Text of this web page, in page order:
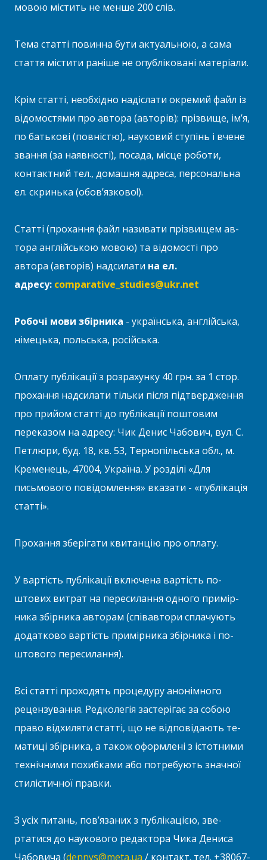
мовою містить не менше 200 слів.
Тема статті повинна бути актуальною, а сама
стаття містити раніше не опубліковані матеріали.
Крім статті, необхідно надіслати окремий файл із
відомостями про автора (авторів): прізвище, ім’я,
по батькові (повністю), науковий ступінь і вчене
звання (за наявності), посада, місце роботи,
контактний тел., домашня адреса, персональна
ел. скринька (обов’язково!).
Статті (прохання файл називати прізвищем ав­
тора англійською мовою) та відомості про
автора (авторів) надсилати на ел.
адресу: comparative_studies@ukr.net
Робочі мови збірника - українська, англійсь­ка,
німецька, польська, російська.
Оплату публікації з розрахунку 40 грн. за 1 стор.
прохання надсилати тільки після підтвердження
про прийом статті до публікації пошто­вим
переказом на адресу: Чик Денис Чабович, вул. С.
Петлюри, буд. 18, кв. 53, Тернопільська обл., м.
Кременець, 47004, Україна. У розділі «Для
письмового повідомлення» вказати - «пуб­лікація
статті».
Прохання зберігати квитанцію про оплату.
У вартість публікації включена вартість по­
штових витрат на пересилання одного примір­
ника збірника авторам (співавтори сплачують
додатково вартість примірника збірника і по­
штового пересилання).
Всі статті проходять процедуру анонімного
рецензування. Редколегія застерігає за собою
право відхиляти статті, що не відповідають те­
матиці збірника, а також оформлені з істотними
технічними похибками або потребують значної
стилістичної правки.
З усіх питань, пов’язаних з публікацією, зве­
ртатися до наукового редактора Чика Дениса
Чабовича (dennys@meta.ua / контакт. тел. +38­067-